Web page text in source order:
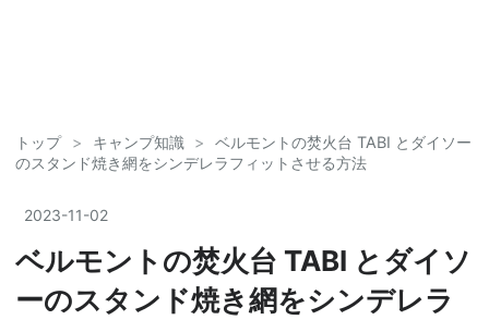
トップ > キャンプ知識 >
ベルモントの焚火台 TABI とダイソー
のスタンド焼き網をシンデレラフィットさせる方法
2023-11-02
ベルモントの焚火台 TABI とダイソ
ーのスタンド焼き網をシンデレラ